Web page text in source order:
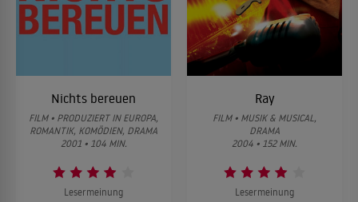
Nichts bereuen
FILM • PRODUZIERT IN EUROPA,
ROMANTIK, KOMÖDIEN, DRAMA
2001 • 104 MIN.
Lesermeinung
Ray
FILM • MUSIK & MUSICAL,
DRAMA
2004 • 152 MIN.
Lesermeinung